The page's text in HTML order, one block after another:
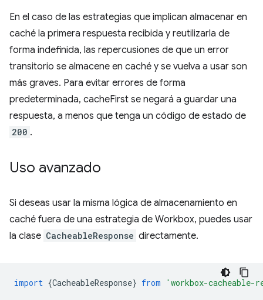
En el caso de las estrategias que implican almacenar en
caché la primera respuesta recibida y reutilizarla de
forma indefinida, las repercusiones de que un error
transitorio se almacene en caché y se vuelva a usar son
más graves. Para evitar errores de forma
predeterminada, cacheFirst se negará a guardar una
respuesta, a menos que tenga un código de estado de
200 .
Uso avanzado
Si deseas usar la misma lógica de almacenamiento en
caché fuera de una estrategia de Workbox, puedes usar
la clase CacheableResponse directamente.
import {CacheableResponse} from 'workbox-cacheable-